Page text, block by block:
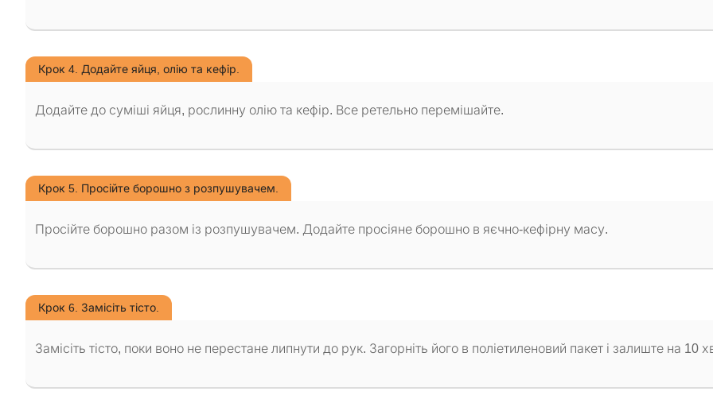
Крок 4. Додайте яйця, олію та кефір.
Додайте до суміші яйця, рослинну олію та кефір. Все ретельно перемішайте.
Крок 5. Просійте борошно з розпушувачем.
Просійте борошно разом із розпушувачем. Додайте просіяне борошно в яєчно-кефірну масу.
Крок 6. Замісіть тісто.
Замісіть тісто, поки воно не перестане липнути до рук. Загорніть його в поліетиленовий пакет і залиште на 10